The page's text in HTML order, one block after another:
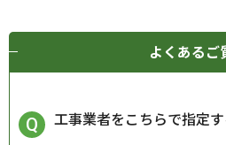
よくあるご
工事業者をこちらで指定